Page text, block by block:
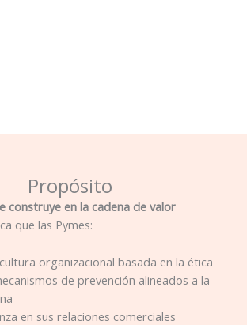
Propósito
construye en la cadena de valor
que las Pymes:
organizacional basada en la ética
de prevención alineados a la
en sus relaciones comerciales